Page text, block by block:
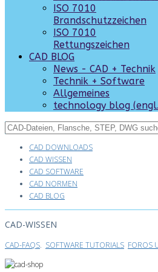
ISO 7010
Brandschutzzeichen
ISO 7010
Rettungszeichen
CAD BLOG
News - CAD + Technik
Technik + Software
Allgemeines
technology blog
CAD DOWNLOADS
CAD WISSEN
CAD SOFTWARE
CAD NORMEN
CAD BLOG
CAD-WISSEN
CAD-FAQS. SOFTWARE TUTORIALS FOROS